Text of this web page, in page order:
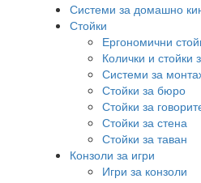
Системи за домашно
Стойки
Ергономични
Колички и стойки
Системи за
Стойки за бюро
Стойки за
Стойки за стена
Стойки за таван
Конзоли за игри
Игри за конзоли